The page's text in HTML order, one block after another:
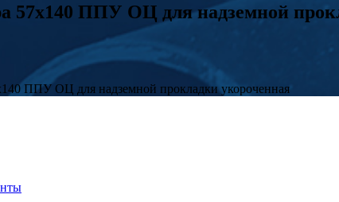
57x140 ППУ ОЦ для надземной
ППУ ОЦ для надземной прокладки укороченная